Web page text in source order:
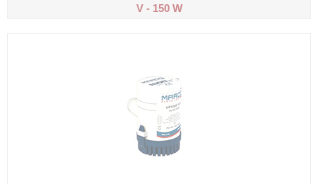
V - 150 W